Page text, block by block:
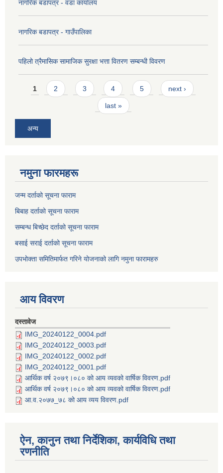
नागरिक बडापत्र - वडा कार्यालय
नागरिक बडापत्र - गाउँपालिका
पहिलो त्रैमासिक सामाजिक सुरक्षा भत्ता वितरण सम्बन्धी विवरण
Pages
1 2 3 4 5 next ›
last »
अन्य
नमुना फारमहरू
जन्म दर्ताको सूचना फाराम
बिबाह दर्ताको सूचना फाराम
सम्बन्ध बिच्छेद दर्ताको सूचना फाराम
बसाई सराई दर्ताको सूचना फाराम
उपभोक्ता समितिमार्फत गरिने योजनाको लागि नमुना फारामहरु
आय विवरण
दस्तावेज
IMG_20240122_0004.pdf
IMG_20240122_0003.pdf
IMG_20240122_0002.pdf
IMG_20240122_0001.pdf
आर्थिक वर्ष २०७९।०८० को आय व्यवको वार्षिक विवरण.pdf
आर्थिक वर्ष २०७९।०८० को आय व्यवको वार्षिक विवरण.pdf
आ.व.२०७७_७८ को आय व्यय विवरण.pdf
ऐन, कानुन तथा निर्देशिका, कार्यविधि तथा
रणनीति